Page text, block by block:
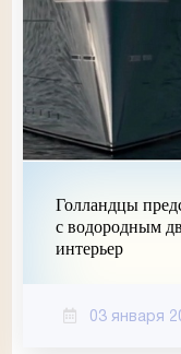
Голландцы
с водородным
интерьер
03 января